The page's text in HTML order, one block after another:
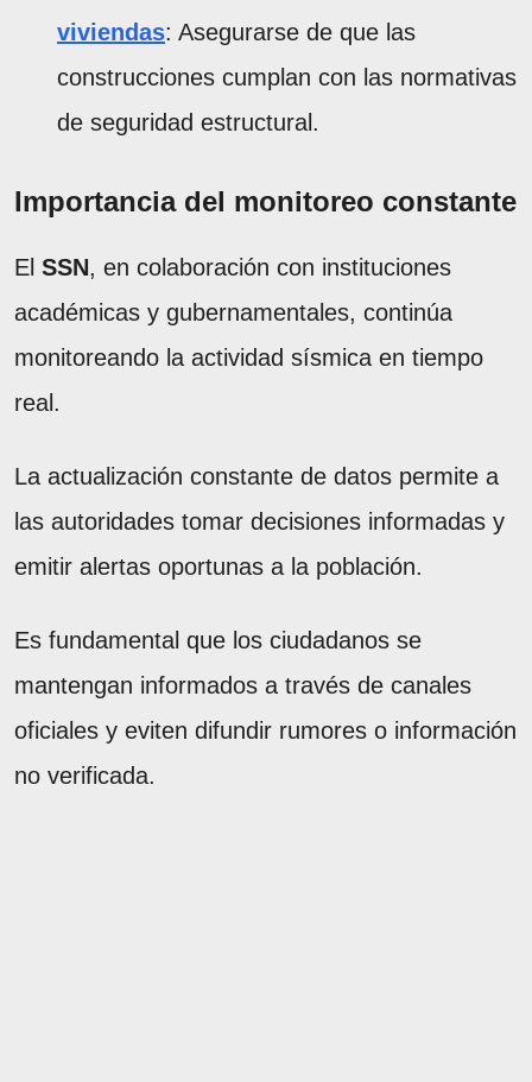
viviendas: Asegurarse de que las
construcciones cumplan con las normativas
de seguridad estructural.
Importancia del monitoreo constante
El SSN, en colaboración con instituciones
académicas y gubernamentales, continúa
monitoreando la actividad sísmica en tiempo
real.
La actualización constante de datos permite a
las autoridades tomar decisiones informadas y
emitir alertas oportunas a la población.
Es fundamental que los ciudadanos se
mantengan informados a través de canales
oficiales y eviten difundir rumores o información
no verificada.